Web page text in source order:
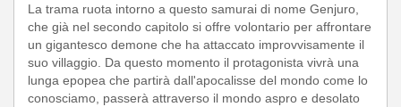
La trama ruota intorno a questo samurai di nome Genjuro,
che già nel secondo capitolo si offre volontario per affrontare
un gigantesco demone che ha attaccato improvvisamente il
suo villaggio. Da questo momento il protagonista vivrà una
lunga epopea che partirà dall'apocalisse del mondo come lo
conosciamo, passerà attraverso il mondo aspro e desolato